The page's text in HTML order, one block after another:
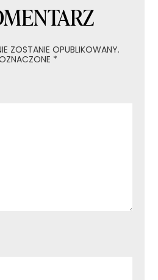
ZOSTANIE OPUBLIKOWANY.
*